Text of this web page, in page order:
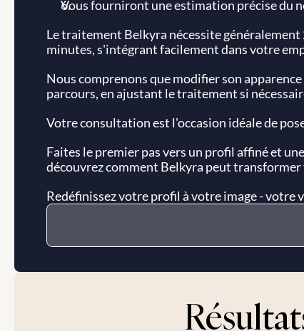
Vous fourniront une estimation précise du
Le traitement Belkyra nécessite généralement
minutes, s'intégrant facilement dans votre
Nous comprenons que modifier son
parcours, en ajustant le traitement si
Votre consultation est l'occasion idéale de
Faites le premier pas vers un profil affiné et
découvrez comment Belkyra peut transformer
Redéfinissez votre profil à votre image - votre